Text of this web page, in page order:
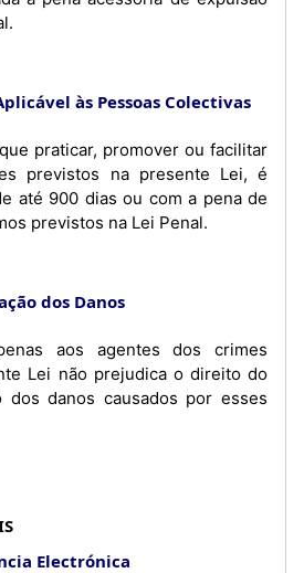
às Pessoas Colectivas
praticar, promover ou facilitar
previstos na presente Lei, é
até 900 dias ou com a pena de
previstos na Lei Penal.
dos Danos
aos agentes dos crimes
Lei não prejudica o direito do
dos danos causados por esses
Electrónica